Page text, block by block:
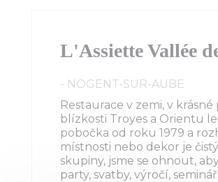
L'Assiette Vallée
- NOGENT-SUR-AUBE
Restaurace v zemi, v
blízkosti Troyes a Orientu
pobočka od roku 1979 a
místnosti nebo dekor je
skupiny, jsme se ohnout,
party, svatby, výročí,